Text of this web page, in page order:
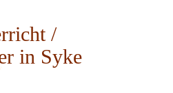
/
in Syke